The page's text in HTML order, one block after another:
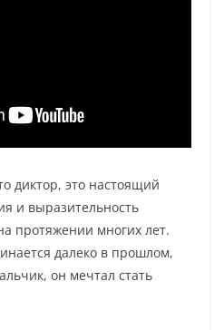
диктор, это настоящий
и выразительность
протяжении многих лет.
далеко в прошлом,
он мечтал стать